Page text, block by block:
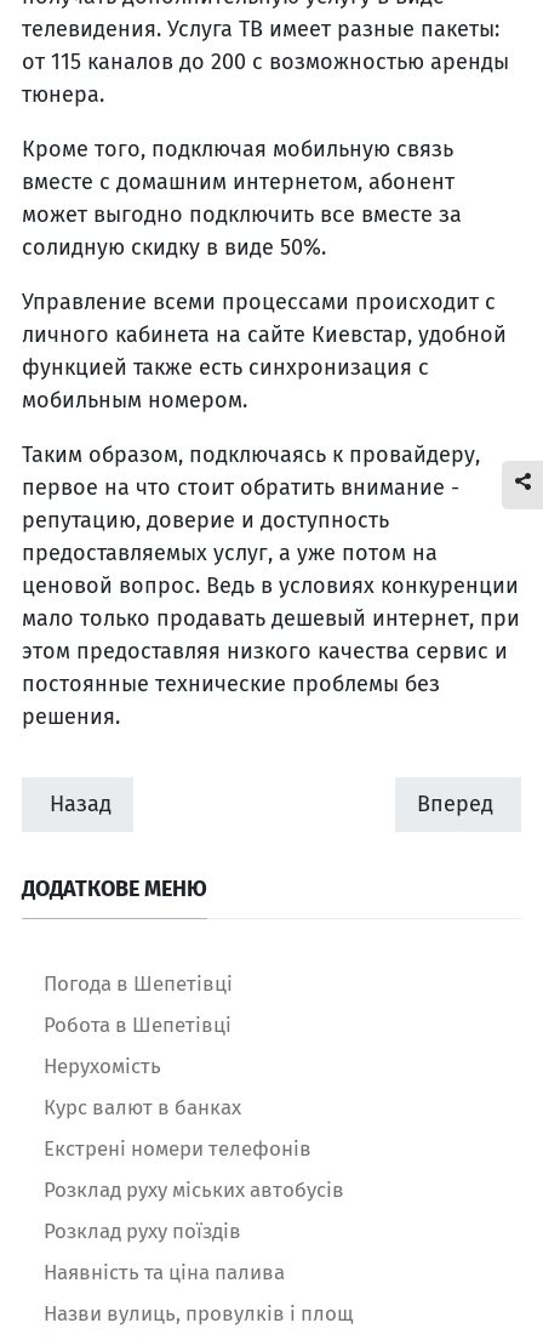
телевидения. Услуга ТВ имеет разные пакеты:
от 115 каналов до 200 с возможностью аренды
тюнера.
Кроме того, подключая мобильную связь
вместе с домашним интернетом, абонент
может выгодно подключить все вместе за
солидную скидку в виде 50%.
Управление всеми процессами происходит с
личного кабинета на сайте Киевстар, удобной
функцией также есть синхронизация с
мобильным номером.
Таким образом, подключаясь к провайдеру,
первое на что стоит обратить внимание -
репутацию, доверие и доступность
предоставляемых услуг, а уже потом на
ценовой вопрос. Ведь в условиях конкуренции
мало только продавать дешевый интернет, при
этом предоставляя низкого качества сервис и
постоянные технические проблемы без
решения.
Назад Вперед
ДОДАТКОВЕ МЕНЮ
Погода в Шепетівці
Робота в Шепетівці
Нерухомість
Курс валют в банках
Екстрені номери телефонів
Розклад руху міських автобусів
Розклад руху поїздів
Наявність та ціна палива
Назви вулиць, провулків і площ